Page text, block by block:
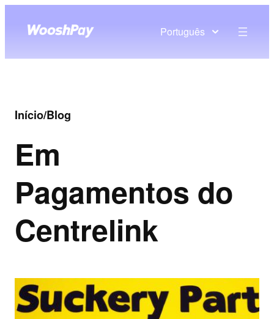
Português
Início/Blog
Em
Pagamentos do
Centrelink